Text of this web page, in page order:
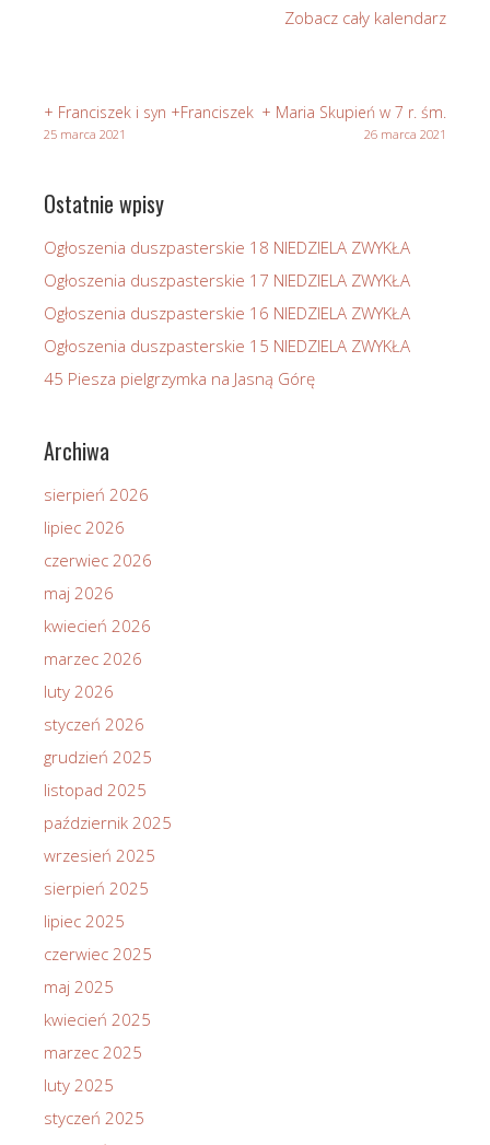
Zobacz cały kalendarz
+ Franciszek i syn +Franciszek
25 marca 2021
+ Maria Skupień w 7 r. śm.
26 marca 2021
Ostatnie wpisy
Ogłoszenia duszpasterskie 18 NIEDZIELA ZWYKŁA
Ogłoszenia duszpasterskie 17 NIEDZIELA ZWYKŁA
Ogłoszenia duszpasterskie 16 NIEDZIELA ZWYKŁA
Ogłoszenia duszpasterskie 15 NIEDZIELA ZWYKŁA
45 Piesza pielgrzymka na Jasną Górę
Archiwa
sierpień 2026
lipiec 2026
czerwiec 2026
maj 2026
kwiecień 2026
marzec 2026
luty 2026
styczeń 2026
grudzień 2025
listopad 2025
październik 2025
wrzesień 2025
sierpień 2025
lipiec 2025
czerwiec 2025
maj 2025
kwiecień 2025
marzec 2025
luty 2025
styczeń 2025